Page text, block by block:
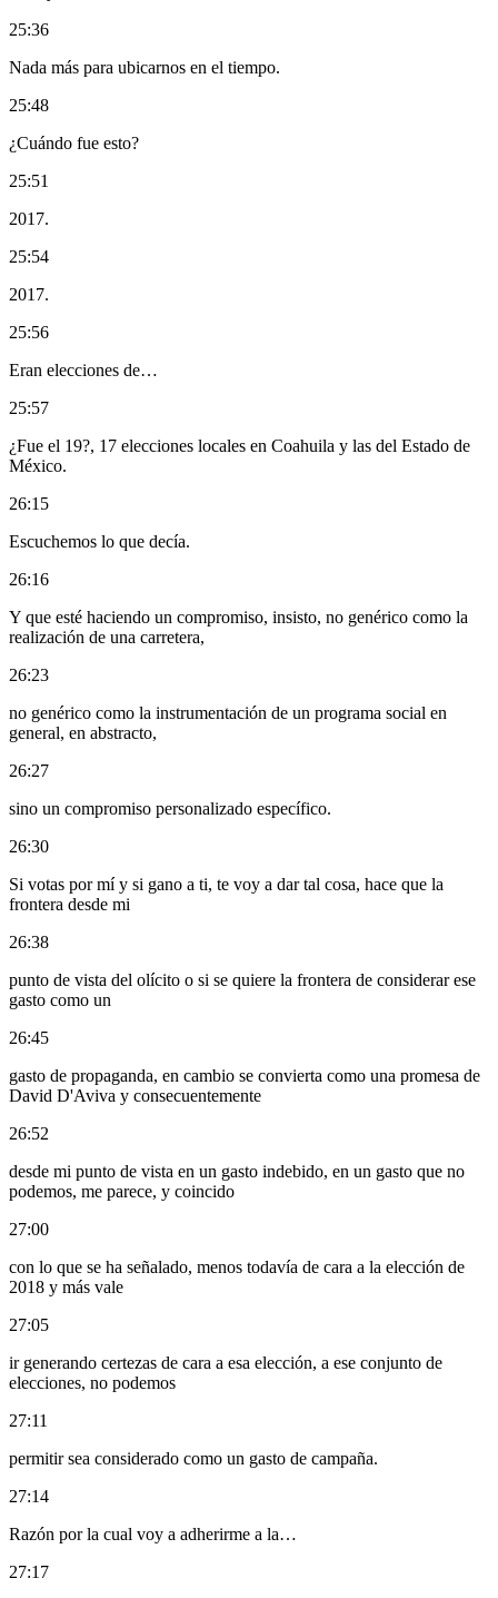
25:36
Nada más para ubicarnos en el tiempo.
25:48
¿Cuándo fue esto?
25:51
2017.
25:54
2017.
25:56
Eran elecciones de…
25:57
¿Fue el 19?, 17 elecciones locales en Coahuila y las del Estado de
México.
26:15
Escuchemos lo que decía.
26:16
Y que esté haciendo un compromiso, insisto, no genérico como la
realización de una carretera,
26:23
no genérico como la instrumentación de un programa social en
general, en abstracto,
26:27
sino un compromiso personalizado específico.
26:30
Si votas por mí y si gano a ti, te voy a dar tal cosa, hace que la
frontera desde mi
26:38
punto de vista del olícito o si se quiere la frontera de considerar ese
gasto como un
26:45
gasto de propaganda, en cambio se convierta como una promesa de
David D'Aviva y consecuentemente
26:52
desde mi punto de vista en un gasto indebido, en un gasto que no
podemos, me parece, y coincido
27:00
con lo que se ha señalado, menos todavía de cara a la elección de
2018 y más vale
27:05
ir generando certezas de cara a esa elección, a ese conjunto de
elecciones, no podemos
27:11
permitir sea considerado como un gasto de campaña.
27:14
Razón por la cual voy a adherirme a la…
27:17